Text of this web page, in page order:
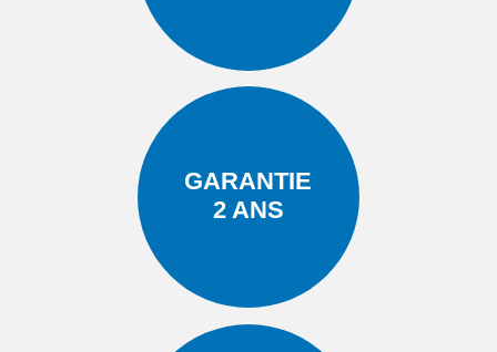
GARANTIE
2 ANS